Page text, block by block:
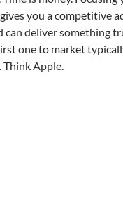
you a competitive
can deliver something
one to market
Think Apple.